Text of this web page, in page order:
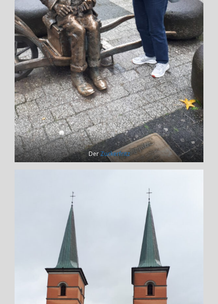
DerZuckerfritz